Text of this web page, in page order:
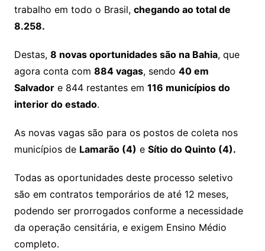
trabalho em todo o Brasil, chegando ao total de
8.258.
Destas, 8 novas oportunidades são na Bahia, que
agora conta com 884 vagas, sendo 40 em
Salvadore 844 restantes em 116 municípios do
interior do estado.
As novas vagas são para os postos de coleta nos
municípios de Lamarão (4) e Sítio do Quinto (4).
Todas as oportunidades deste processo seletivo
são em contratos temporários de até 12 meses,
podendo ser prorrogados conforme a necessidade
da operação censitária, e exigem Ensino Médio
completo.